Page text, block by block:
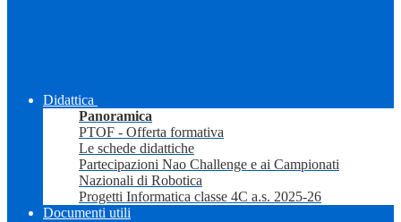
Didattica
Panoramica
PTOF - Offerta formativa
Le schede didattiche
Partecipazioni Nao Challenge e ai Campionati
Nazionali di Robotica
Progetti Informatica classe 4C a.s. 2025-26
Documenti utili